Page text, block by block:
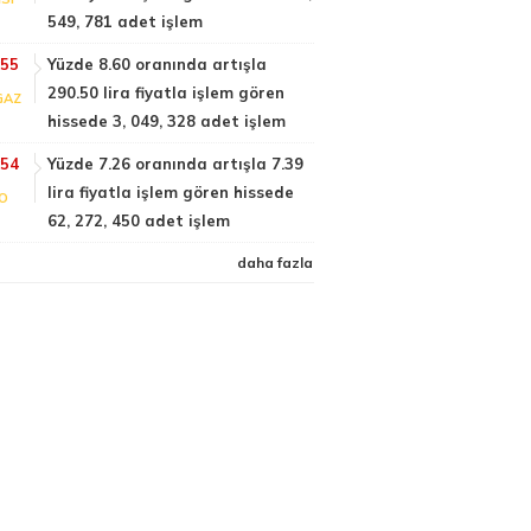
549, 781 adet işlem
Yüzde 8.60 oranında artışla
290.50 lira fiyatla işlem gören
hissede 3, 049, 328 adet işlem
Yüzde 7.26 oranında artışla 7.39
lira fiyatla işlem gören hissede
62, 272, 450 adet işlem
daha fazla